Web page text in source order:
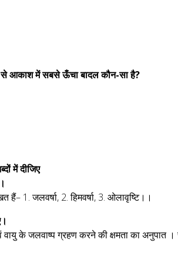
से आकाश में सबसे ऊँचा बादल कौन-सा है?
में दीजिए
हैं– 1. जलवर्षा, 2. हिमवर्षा, 3. ओलावृष्टि।।
वायु के जलवाष्प ग्रहण करने की क्षमता का अनुपात